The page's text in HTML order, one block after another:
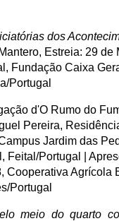
dos
Estreia: 29 de
, Fundação Caixa
Portugal
d'O Rumo do
Pereira,
Jardim das
Feital/Portugal |
Cooperativa Agrícola
Portugal
meio do quarto